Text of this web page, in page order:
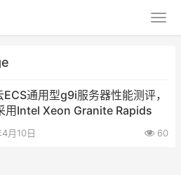
ECS通用型g9i服务器性能测评，
用Intel Xeon Granite Rapids
月10日 60